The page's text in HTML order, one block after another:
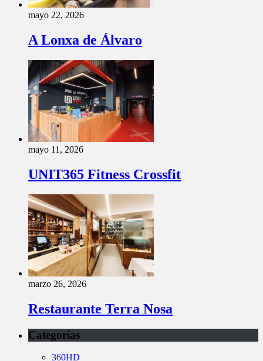
mayo 22, 2026
A Lonxa de Álvaro
mayo 11, 2026
UNIT365 Fitness Crossfit
marzo 26, 2026
Restaurante Terra Nosa
Categorías
360HD